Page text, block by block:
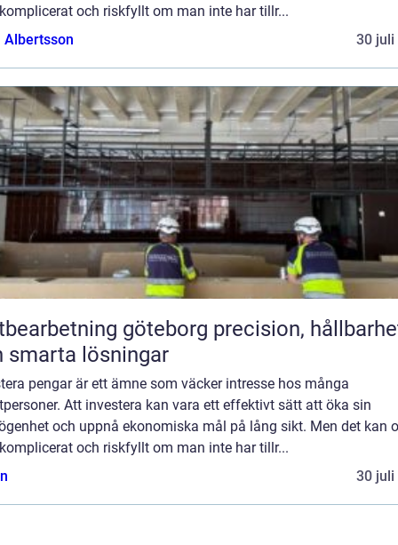
och riskfyllt om man inte har tillr...
Albertsson
30 juli
göteborg precision, hållbarhet
smarta lösningar
pengar är ett ämne som väcker intresse hos många
Att investera kan vara ett effektivt sätt att öka sin
och uppnå ekonomiska mål på lång sikt. Men det kan
och riskfyllt om man inte har tillr...
30 juli